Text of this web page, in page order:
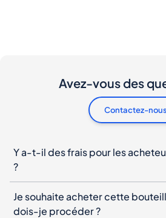
Avez-vous des
Contactez-nous
Y a-t-il des frais pour les
?
Je souhaite acheter cette
dois-je procéder ?